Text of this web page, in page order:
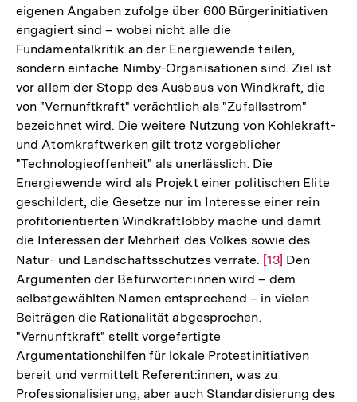
eigenen Angaben zufolge über 600 Bürgerinitiativen
engagiert sind – wobei nicht alle die
Fundamentalkritik an der Energiewende teilen,
sondern einfache Nimby-Organisationen sind. Ziel ist
vor allem der Stopp des Ausbaus von Windkraft, die
von "Vernunftkraft" verächtlich als "Zufallsstrom"
bezeichnet wird. Die weitere Nutzung von Kohlekraft-
und Atomkraftwerken gilt trotz vorgeblicher
"Technologieoffenheit" als unerlässlich. Die
Energiewende wird als Projekt einer politischen Elite
geschildert, die Gesetze nur im Interesse einer rein
profitorientierten Windkraftlobby mache und damit
die Interessen der Mehrheit des Volkes sowie des
Natur- und Landschaftsschutzes verrate. Zur
Auflösung
der
[13] Den
Argumenten der Befürworter:innen wird – dem
selbstgewählten Namen entsprechend – in vielen
Beiträgen die Rationalität abgesprochen.
"Vernunftkraft" stellt vorgefertigte
Argumentationshilfen für lokale Protestinitiativen
bereit und vermittelt Referent:innen, was zu
Professionalisierung, aber auch Standardisierung des